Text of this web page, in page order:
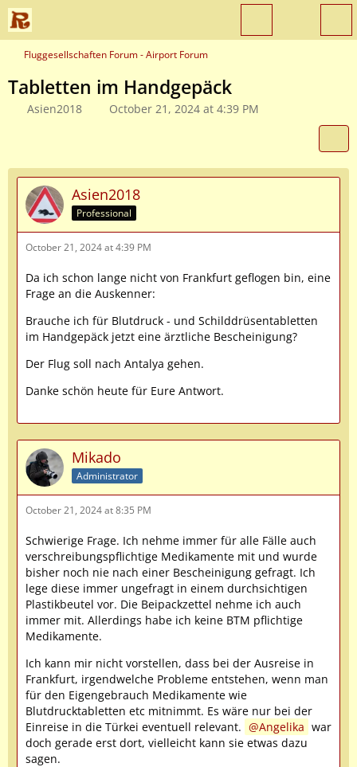
Fluggesellschaften Forum - Airport Forum
Tabletten im Handgepäck
Asien2018 October 21, 2024 at 4:39 PM
Asien2018
Professional
October 21, 2024 at 4:39 PM
Da ich schon lange nicht von Frankfurt geflogen bin, eine
Frage an die Auskenner:
Brauche ich für Blutdruck - und Schilddrüsentabletten
im Handgepäck jetzt eine ärztliche Bescheinigung?
Der Flug soll nach Antalya gehen.
Danke schön heute für Eure Antwort.
Mikado
Administrator
October 21, 2024 at 8:35 PM
Schwierige Frage. Ich nehme immer für alle Fälle auch
verschreibungspflichtige Medikamente mit und wurde
bisher noch nie nach einer Bescheinigung gefragt. Ich
lege diese immer ungefragt in einem durchsichtigen
Plastikbeutel vor. Die Beipackzettel nehme ich auch
immer mit. Allerdings habe ich keine BTM pflichtige
Medikamente.
Ich kann mir nicht vorstellen, dass bei der Ausreise in
Frankfurt, irgendwelche Probleme entstehen, wenn man
für den Eigengebrauch Medikamente wie
Blutdrucktabletten etc mitnimmt. Es wäre nur bei der
Einreise in die Türkei eventuell relevant.
Angelika war
doch gerade erst dort, vielleicht kann sie etwas dazu
sagen.